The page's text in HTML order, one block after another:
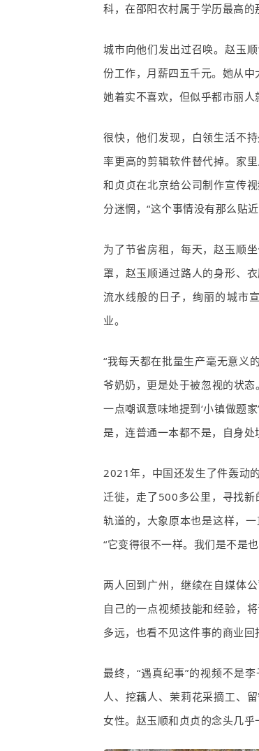
科，在邵阳农村属于学历最高的
城市向他们发出过召唤。赵玉
份工作，月薪四五千元。她从中
她着实不喜欢，但似乎都市丽人
很快，他们发现，白领生活不
率更高的剪辑软件替代掉。家
和贞贞在北京给公司制作宣传
分迷惘，“这个事情没有那么贴
为了节省房租，每天，赵玉顺
罩，赵玉顺通过路人的身形、
流水线般的日子，绚丽的城市
业。
“我每天都在批量生产毫无意义
爷奶奶，更是处于被忽视的状
一点嘲讽意味地提到‘小镇做题
是，连普通一本都不是，自身
2021年，中国还发生了件轰动
迁徙，走了 500多公里，寻找
轨道的，大象原本也是这样，
“它变得很不一样。我们是不是
两人回到广州，继续在自媒体
自己的一点视频技能和经验，
多远，也看不见这件事的商业回
最终，“遇真纪事”的视频不是
人、挖藕人、茉莉花采摘工、
女性。赵玉顺和贞贞的念头几乎